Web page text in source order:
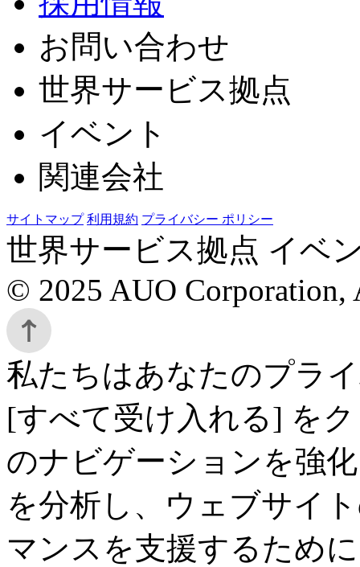
お問い合わせ
世界サービス拠点
イベント
関連会社
サイトマップ 利用規約 プライバシー ポリシー
世界サービス拠点 イベ
© 2025 AUO Corporation,
私たちはあなたのプラ
[すべて受け入れる] を
のナビゲーションを強
を分析し、ウェブサイ
マンスを支援するため